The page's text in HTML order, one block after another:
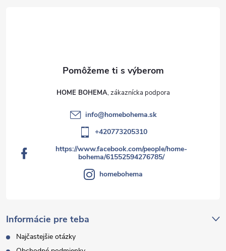
Informácie pre teba
Najčastejšie otázky
HOME BOHEMA
info@homebohema.sk
+420773205310
https://www.facebook.com/people/home-
bohema/61552594276785/
homebohema